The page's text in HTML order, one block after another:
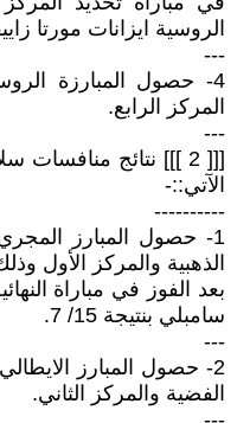
الروسية ايزانات مورتا زاييفا
---
4- حصول المبارزة
المركز الرابع.
---
[[[ 2 ]]] نتائج
الآتي::-
----------
1- حصول المبارز
الذهبية والمركز الأول
بعد الفوز في مباراة
سامبلي بنتيجة 15/ 7.
---
2- حصول المبارز
الفضية والمركز الثاني.